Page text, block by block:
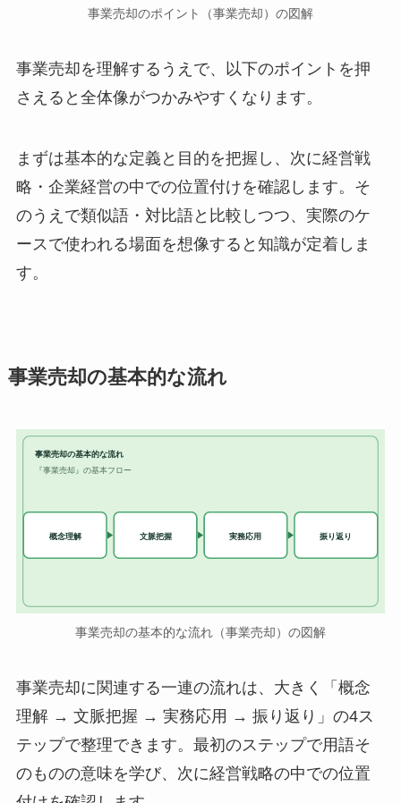
事業売却のポイント（事業売却）の図解
事業売却を理解するうえで、以下のポイントを押
さえると全体像がつかみやすくなります。
まずは基本的な定義と目的を把握し、次に経営戦
略・企業経営の中での位置付けを確認します。そ
のうえで類似語・対比語と比較しつつ、実際のケ
ースで使われる場面を想像すると知識が定着しま
す。
事業売却の基本的な流れ
事業売却の基本的な流れ
『事業売却』の基本フロー
概念理解 文脈把握 実務応用 振り返り
事業売却の基本的な流れ（事業売却）の図解
事業売却に関連する一連の流れは、大きく「概念
理解 → 文脈把握 → 実務応用 → 振り返り」の4ス
テップで整理できます。最初のステップで用語そ
のものの意味を学び、次に経営戦略の中での位置